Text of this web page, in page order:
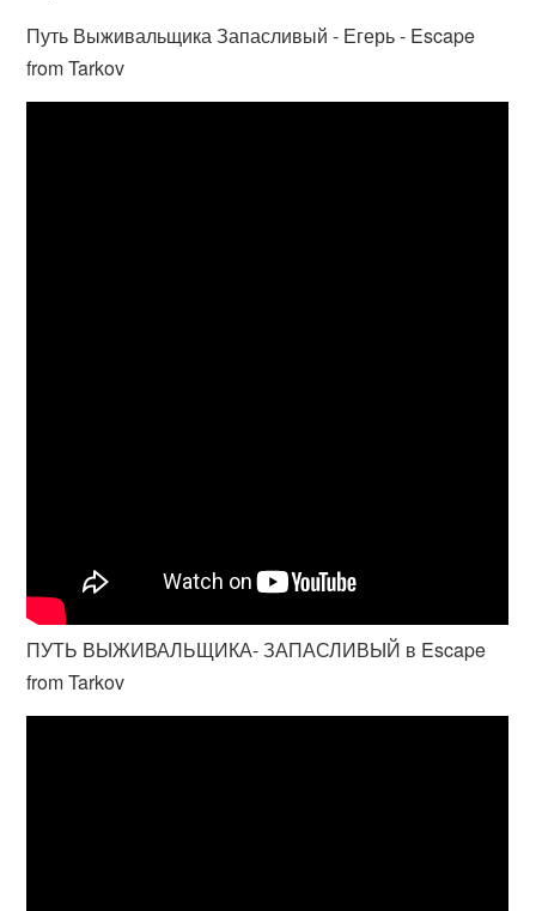
Путь Выживальщика Запасливый - Егерь - Escape
from Tarkov
ПУТЬ ВЫЖИВАЛЬЩИКА- ЗАПАСЛИВЫЙ в Escape
from Tarkov